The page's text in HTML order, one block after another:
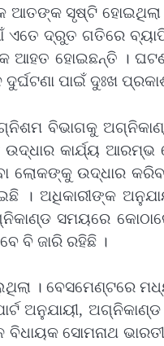
ସୃଷ୍ଟି ହୋଇଥିଲା
ଦ୍ରୁତ ଗତିରେ
ହୋଇଛନ୍ତି ।
ପାଇଁ ଦୁଃଖ
ବିଭାଗକୁ
କାର୍ଯ୍ୟ
ଲୋକଙ୍କୁ ଉଦ୍ଧାର
। ଅଧିକାରୀଙ୍କ
ସମୟରେ
ବି ଜାରି ରହିଛି ।
। ବେସମେଣ୍ଟରେ
ଅନୁଯାୟୀ, ଅଗ୍ନିକାଣ୍ଡ
ବିଧାୟକ ସୋମନାଥ